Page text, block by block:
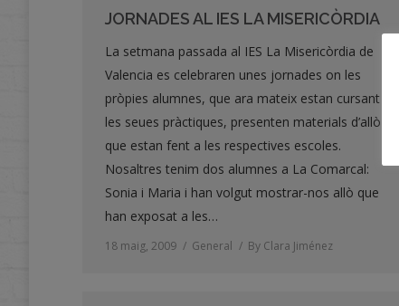
JORNADES AL IES LA MISERICÒRDIA
La setmana passada al IES La Misericòrdia de
Valencia es celebraren unes jornades on les
pròpies alumnes, que ara mateix estan cursant
les seues pràctiques, presenten materials d’allò
que estan fent a les respectives escoles.
Nosaltres tenim dos alumnes a La Comarcal:
Sonia i Maria i han volgut mostrar-nos allò que
han exposat a les…
18 maig, 2009 General By Clara Jiménez